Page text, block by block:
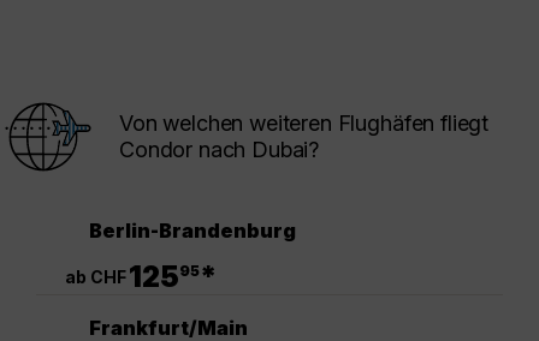
Von welchen weiteren Flughäfen fliegt
Condor nach Dubai?
Berlin-Brandenburg
ab CHF12595*
Frankfurt/Main